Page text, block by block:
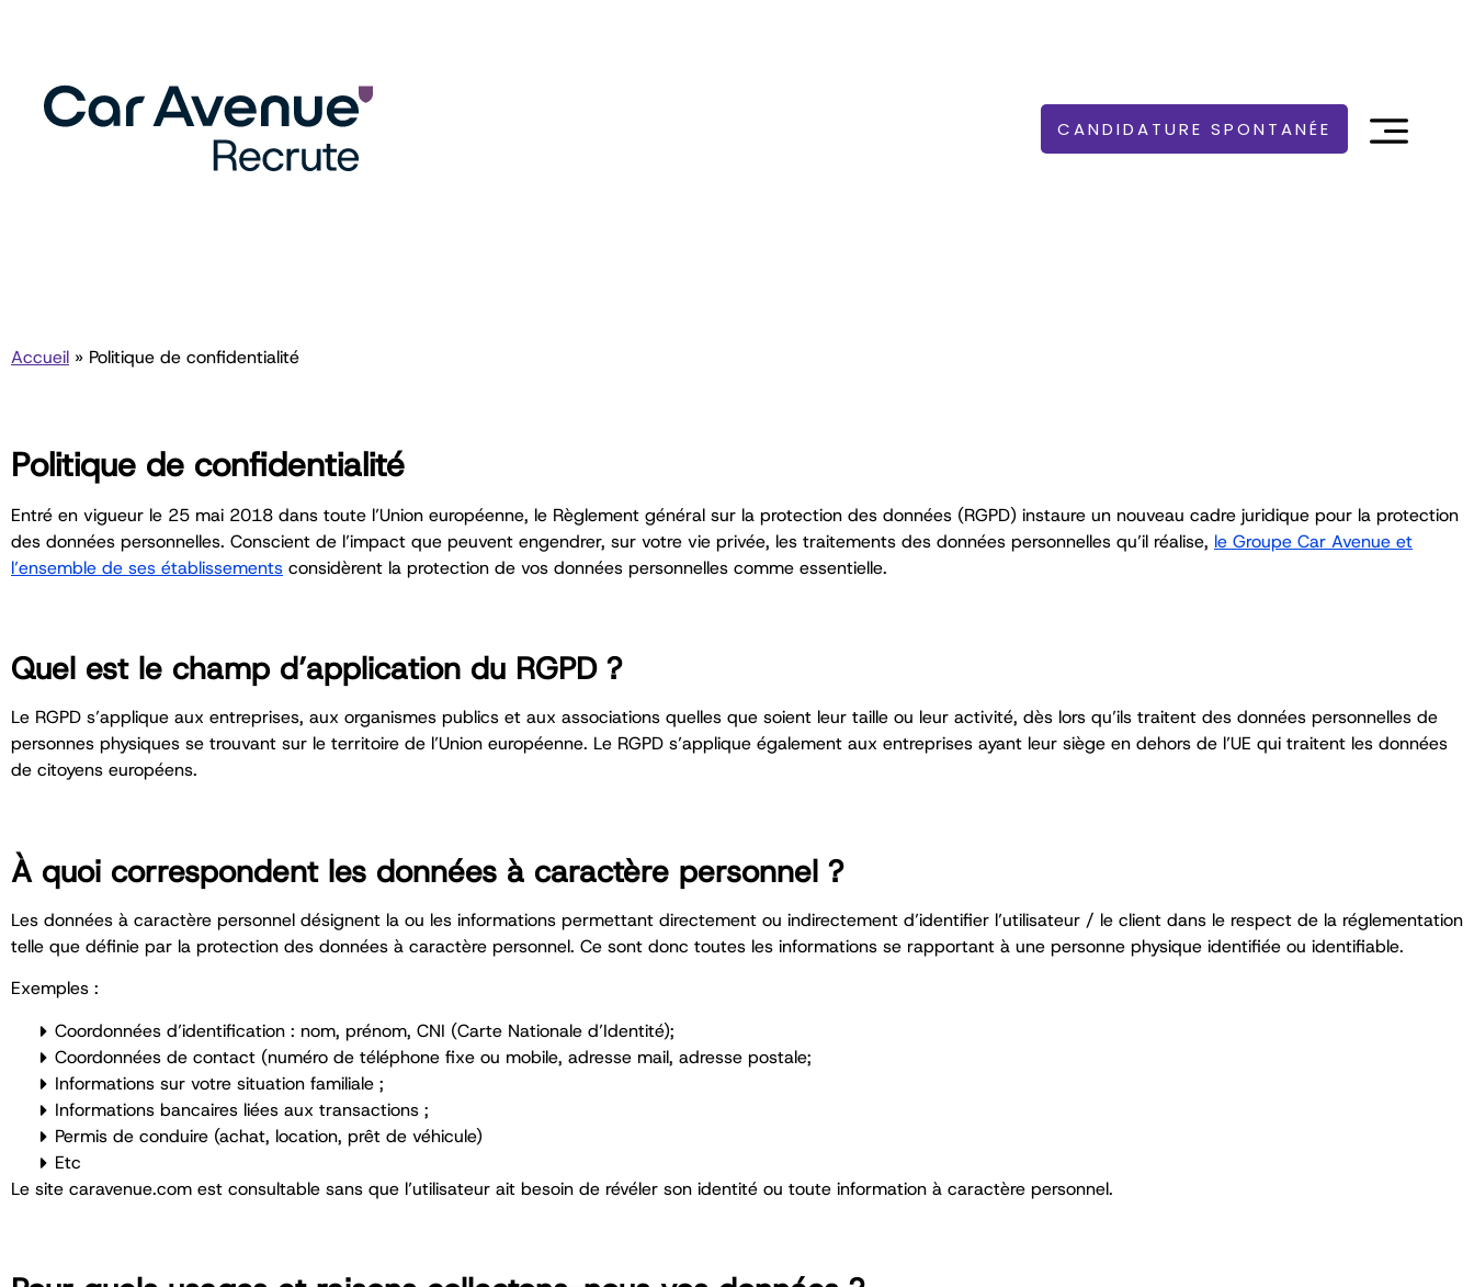
CANDIDATURE SPONTANÉE
Accueil » Politique de confidentialité
Politique de confidentialité
Entré en vigueur le 25 mai 2018 dans toute l’Union européenne, le Règlement général sur la protection des données (RGPD) instaure un nouveau cadre juridique pour la protection
des données personnelles. Conscient de l’impact que peuvent engendrer, sur votre vie privée, les traitements des données personnelles qu’il réalise, le Groupe Car Avenue et
l’ensemble de ses établissements considèrent la protection de vos données personnelles comme essentielle.
Quel est le champ d’application du RGPD ?
Le RGPD s’applique aux entreprises, aux organismes publics et aux associations quelles que soient leur taille ou leur activité, dès lors qu’ils traitent des données personnelles de
personnes physiques se trouvant sur le territoire de l’Union européenne. Le RGPD s’applique également aux entreprises ayant leur siège en dehors de l’UE qui traitent les données
de citoyens européens.
À quoi correspondent les données à caractère personnel ?
Les données à caractère personnel désignent la ou les informations permettant directement ou indirectement d’identifier l’utilisateur / le client dans le respect de la réglementation
telle que définie par la protection des données à caractère personnel. Ce sont donc toutes les informations se rapportant à une personne physique identifiée ou identifiable.
Exemples :
Coordonnées d’identification : nom, prénom, CNI (Carte Nationale d’Identité);
Coordonnées de contact (numéro de téléphone fixe ou mobile, adresse mail, adresse postale;
Informations sur votre situation familiale ;
Informations bancaires liées aux transactions ;
Permis de conduire (achat, location, prêt de véhicule)
Etc
Le site caravenue.com est consultable sans que l’utilisateur ait besoin de révéler son identité ou toute information à caractère personnel.